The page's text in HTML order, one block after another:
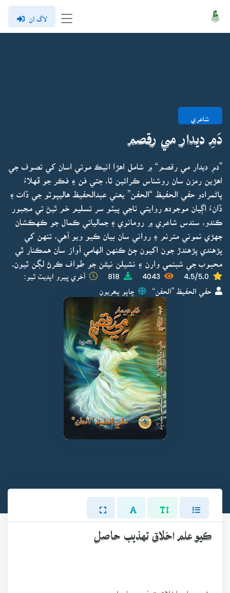
لاگ ان
شاعري
دَمِ ديدار مي رقصم
”دمِ ديدار مي رقصم“ ۾ شامل اهڙا انيڪ موتي اسان کي تصوف جي
اهڙين رمزن سان روشناس ڪرائين ٿا، جتي فن ۽ فڪر جو ڦهلاءُ
پاڻمرادو حفي الحفيظ “الحفن” يعني عبدالحفيظ هاليپوٽو جي ڏات ۽
ڏانءُ اڳيان موجوده روايتي تاڃي پيٽو سر تسليم خم ٿيڻ تي مجبور
ڪندو، سندس شاعري ۾ رومانوي ۽ جمالياتي ڪمال جو ڪهڪشان
جهڙي نموني مترنم ۽ رواني سان بيان ڪيو ويو آهي، تنهن کي
پڙهندي پڙهندڙ جون اکيون ڄڻ ڪنهن الهامي آواز سان همڪنار ٿي
محبوب جي شبنمي وارن ۽ نشيلن نيڻن جو طواف ڪرڻ لڳن ٿيون.
4.5/5.0
4043
818 آخري ڀيرو اپڊيٽ ٿيو:
حفي الحفيظ ”الحفن“ ڇاپو پھريون
ڪيو علم اخلاق تهذيب حاصل
ڪيو علم اخلاق تهذيب حاصل